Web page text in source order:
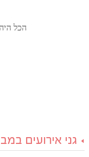
הכל
גני אירועים